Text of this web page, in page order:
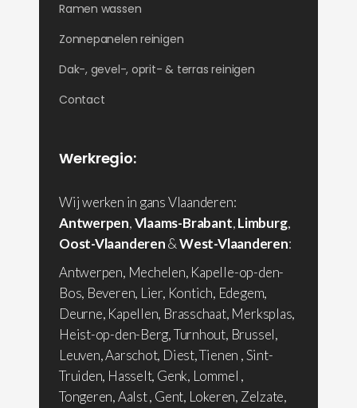
Ramen wassen
Zonnepanelen reinigen
Dak-, gevel-, oprit- & terras reinigen
Contact
Werkregio:
Wij werken in gans Vlaanderen:
Antwerpen,Vlaams-Brabant,Limburg,
Oost-Vlaanderen&West-Vlaanderen:
Antwerpen, Mechelen, Kapelle-op-den-
Bos, Beveren, Lier, Kontich, Edegem,
Deurne, Kapellen, Brasschaat, Merksplas,
Heist-op-den-Berg, Turnhout, Brussel,
Leuven, Aarschot, Diest, Tienen , Sint-
Truiden, Hasselt, Genk, Lommel ,
Tongeren, Aalst , Gent, Lokeren, Zelzate,